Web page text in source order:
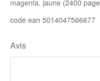
magenta, jaune (2400
code ean 5014047566677
Avis